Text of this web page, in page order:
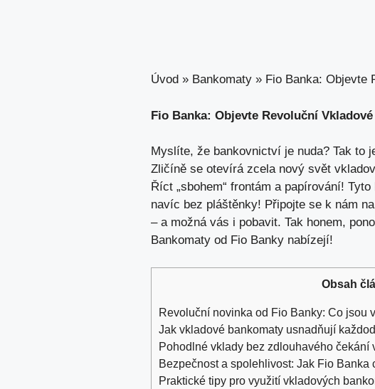
Úvod » Bankomaty » Fio Banka: Objevte
Fio Banka: Objevte Revoluční
Myslíte, že bankovnictví je nuda? Tak to
Zličíně se otevírá zcela nový svět
Říct „sbohem“ frontám a papírování!
navíc bez pláštěnky! Připojte se k nám
– a možná vás i pobavit. Tak honem,
Bankomaty od Fio Banky nabízejí!
Obsah
Revoluční novinka od Fio Banky: Co jsou
Jak vkladové bankomaty usnadňují
Pohodlné vklady bez zdlouhavého čekání
Bezpečnost a spolehlivost: Jak Fio Banka
Praktické tipy pro využití vkladových